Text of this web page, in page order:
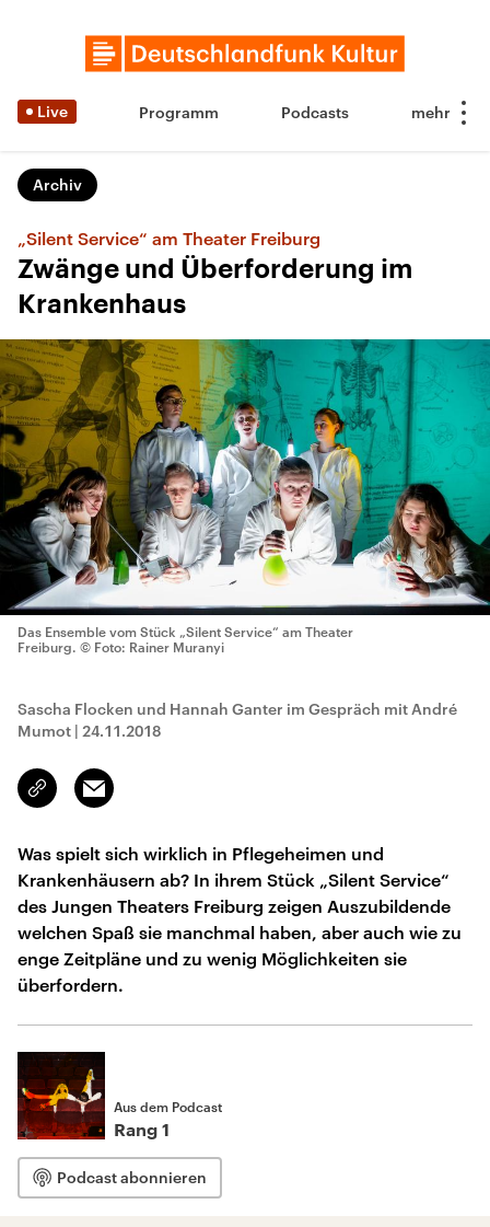
Live Programm Podcasts
Archiv
„Silent Service“ am Theater Freiburg
Zwänge und Überforderung im
Krankenhaus
Das Ensemble vom Stück „Silent Service“ am Theater
Freiburg. © Foto: Rainer Muranyi
Sascha Flocken und Hannah Ganter im Gespräch mit André
Mumot | 24.11.2018
Link
kopieren/teilen
Email
Was spielt sich wirklich in Pflegeheimen und
Krankenhäusern ab? In ihrem Stück „Silent Service“
des Jungen Theaters Freiburg zeigen Auszubildende
welchen Spaß sie manchmal haben, aber auch wie zu
enge Zeitpläne und zu wenig Möglichkeiten sie
überfordern.
Aus dem Podcast
Rang 1
Podcast abonnieren